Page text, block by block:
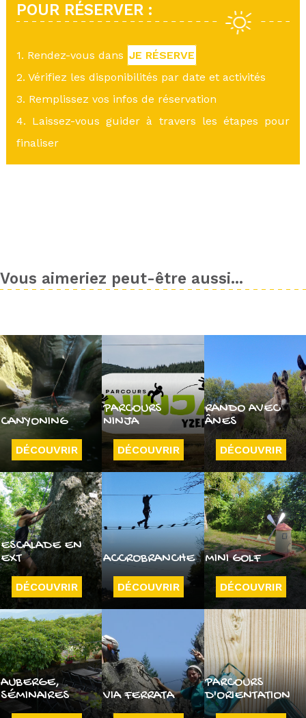
POUR RÉSERVER :
1. Rendez-vous dans JE RÉSERVE
2. Vérifiez les disponibilités par date et activités
3. Remplissez vos infos de réservation
4. Laissez-vous guider à travers les étapes pour
finaliser
Vous aimeriez peut-être aussi...
CANYONING
DÉCOUVRIR
PARCOURS
NINJA
DÉCOUVRIR
RANDO AVEC
ÂNES
DÉCOUVRIR
ESCALADE EN
EXT
DÉCOUVRIR
ACCROBRANCHE
DÉCOUVRIR
MINI GOLF
DÉCOUVRIR
AUBERGE,
SÉMINAIRES
VIA FERRATA
PARCOURS
D'ORIENTATION